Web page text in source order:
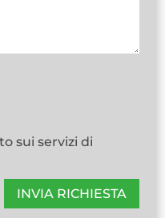
sui servizi di
INVIA RICHIESTA